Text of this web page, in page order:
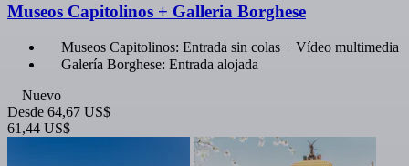
Museos Capitolinos + Galleria Borghese
Museos Capitolinos: Entrada sin colas + Vídeo multimedia
Galería Borghese: Entrada alojada
Nuevo
Desde 64,67 US$
61,44 US$